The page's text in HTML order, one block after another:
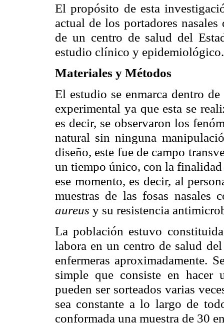
El propósito de esta
actual de los portadores
de un centro de salud del
estudio clínico y epidemiológico.
Materiales y Métodos
El estudio se enmarca dentro
experimental ya que esta se
es decir, se observaron los
natural sin ninguna
diseño, este fue de campo
un tiempo único, con la
ese momento, es decir, al
muestras de las fosas
aureus y su resistencia
La población estuvo
labora en un centro de salud
enfermeras aproximadamente.
simple que consiste en hacer
pueden ser sorteados varias
sea constante a lo largo de
conformada una muestra de 30